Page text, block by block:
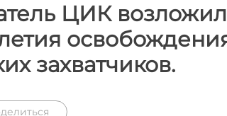
ЦИК
захватчиков.